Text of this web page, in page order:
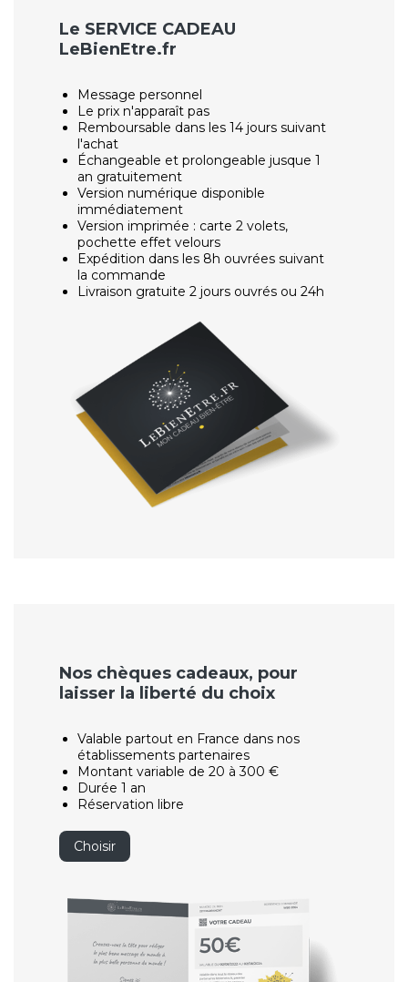
Le SERVICE CADEAU
LeBienEtre.fr
Message personnel
Le prix n'apparaît pas
Remboursable dans les 14 jours suivant
l'achat
Échangeable et prolongeable jusque 1
an gratuitement
Version numérique disponible
immédiatement
Version imprimée : carte 2 volets,
pochette effet velours
Expédition dans les 8h ouvrées suivant
la commande
Livraison gratuite 2 jours ouvrés ou 24h
Nos chèques cadeaux, pour
laisser la liberté du choix
Valable partout en France dans nos
établissements partenaires
Montant variable de 20 à 300 €
Durée 1 an
Réservation libre
Choisir